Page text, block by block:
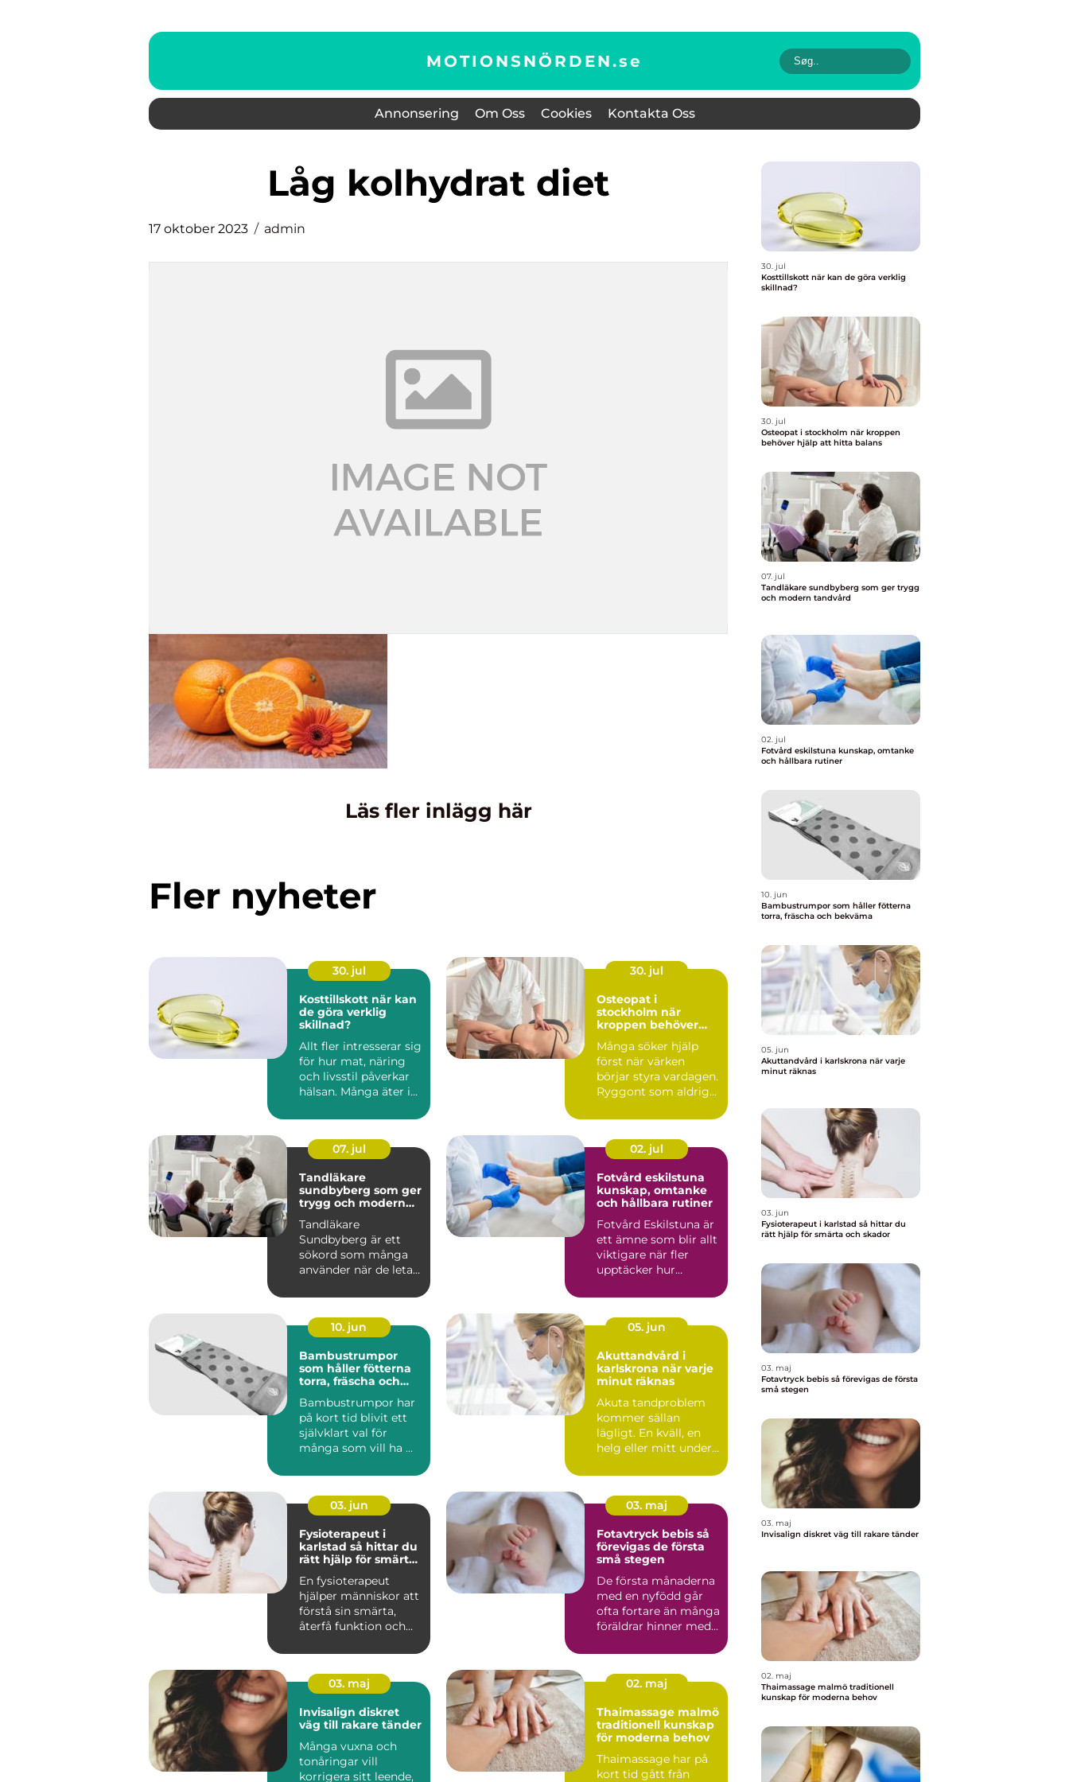
MOTIONSNÖRDEN.se
Annonsering Om Oss Cookies Kontakta Oss
låg kolhydrat diet
17 oktober 2023 admin
Läs fler inlägg här
Fler nyheter
30. jul
Kosttillskott när kan
de göra verklig
skillnad?
Allt fler intresserar sig
för hur mat, näring
och livsstil påverkar
hälsan. Många äter i
30. jul
Osteopat i
stockholm när
kroppen behöver
Många söker hjälp
först när värken
börjar styra vardagen.
Ryggont som aldrig
som ...
07. jul
Tandläkare
sundbyberg som ger
trygg och modern
Tandläkare
Sundbyberg är ett
sökord som många
använder när de letar
personlig och ti...
02. jul
Fotvård eskilstuna
kunskap, omtanke
och hållbara rutiner
Fotvård Eskilstuna är
ett ämne som blir allt
viktigare när fler
upptäcker hur
påverk...
10. jun
Bambustrumpor
som håller fötterna
torra, fräscha och
Bambustrumpor har
på kort tid blivit ett
självklart val för
många som vill ha ...
05. jun
Akuttandvård i
karlskrona när varje
minut räknas
Akuta tandproblem
kommer sällan
lägligt. En kväll, en
helg eller mitt under
smärtan ...
03. jun
Fysioterapeut i
karlstad så hittar du
rätt hjälp för smärta
En fysioterapeut
hjälper människor att
förstå sin smärta,
återfå funktion och
Fö...
03. maj
Fotavtryck bebis så
förevigas de första
små stegen
De första månaderna
med en nyfödd går
ofta fortare än många
föräldrar hinner med.
03. maj
Invisalign diskret
väg till rakare tänder
Många vuxna och
tonåringar vill
korrigera sitt leende,
02. maj
Thaimassage malmö
traditionell kunskap
för moderna behov
Thaimassage har på
kort tid gått från
30. jul
Kosttillskott när kan de göra verklig
skillnad?
30. jul
Osteopat i stockholm när kroppen
behöver hjälp att hitta balans
07. jul
Tandläkare sundbyberg som ger trygg
och modern tandvård
02. jul
Fotvård eskilstuna kunskap, omtanke
och hållbara rutiner
10. jun
Bambustrumpor som håller fötterna
torra, fräscha och bekväma
05. jun
Akuttandvård i karlskrona när varje
minut räknas
03. jun
Fysioterapeut i karlstad så hittar du
rätt hjälp för smärta och skador
03. maj
Fotavtryck bebis så förevigas de första
små stegen
03. maj
Invisalign diskret väg till rakare tänder
02. maj
Thaimassage malmö traditionell
kunskap för moderna behov